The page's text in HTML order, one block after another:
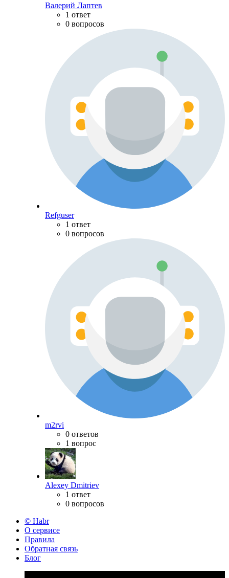
Валерий Лаптев
1 ответ
0 вопросов
Refguser
1 ответ
0 вопросов
m2rvi
0 ответов
1 вопрос
Alexey Dmitriev
1 ответ
0 вопросов
© Habr
О сервисе
Правила
Обратная связь
Блог